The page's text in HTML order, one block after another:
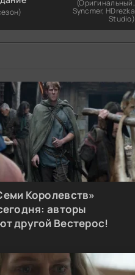
(Оригинальный,
Syncmer, HDrezka
Studio)
Королевств»
авторы
другой Вестерос!